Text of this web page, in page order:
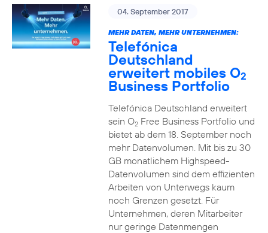
04. September 2017
MEHR DATEN, MEHR UNTERNEHMEN:
Telefónica
Deutschland
erweitert mobiles O2
Business Portfolio
Telefónica Deutschland erweitert
sein O2Free Business Portfolio und
bietet ab dem 18. September noch
mehr Datenvolumen. Mit bis zu 30
GB monatlichem Highspeed-
Datenvolumen sind dem effizienten
Arbeiten von Unterwegs kaum
noch Grenzen gesetzt. Für
Unternehmen, deren Mitarbeiter
nur geringe Datenmengen